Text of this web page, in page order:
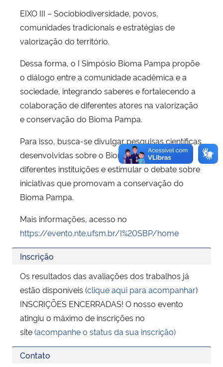
EIXO III – Sociobiodiversidade, povos,
comunidades tradicionais e estratégias de
valorização do território.
Dessa forma, o I Simpósio Bioma Pampa propõe
o diálogo entre a comunidade acadêmica e a
sociedade, integrando saberes e fortalecendo a
colaboração de diferentes atores na valorização
e conservação do Bioma Pampa.
Para isso, busca-se divulgar pesquisas científicas
desenvolvidas sobre o Bioma Pampa em
diferentes instituições e estimular o debate sobre
iniciativas que promovam a conservação do
Bioma Pampa.
Mais informações, acesso no
https://evento.nte.ufsm.br/I%20SBP/home
Inscrição
Os resultados das avaliações dos trabalhos já
estão disponíveis (clique aqui para acompanhar)
INSCRIÇÕES ENCERRADAS! O nosso evento
atingiu o máximo de inscrições no
site(acompanhe o status da sua inscrição)
Contato